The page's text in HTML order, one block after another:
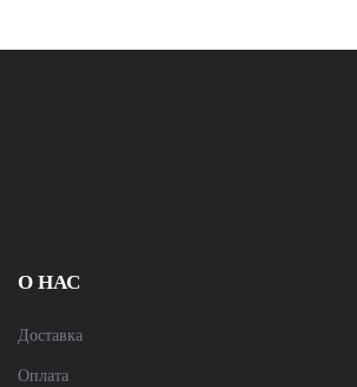
О НАС
Доставка
Оплата